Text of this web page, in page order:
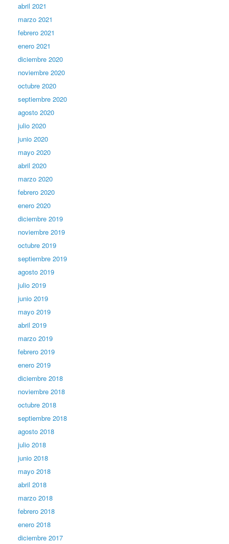
abril 2021
marzo 2021
febrero 2021
enero 2021
diciembre 2020
noviembre 2020
octubre 2020
septiembre 2020
agosto 2020
julio 2020
junio 2020
mayo 2020
abril 2020
marzo 2020
febrero 2020
enero 2020
diciembre 2019
noviembre 2019
octubre 2019
septiembre 2019
agosto 2019
julio 2019
junio 2019
mayo 2019
abril 2019
marzo 2019
febrero 2019
enero 2019
diciembre 2018
noviembre 2018
octubre 2018
septiembre 2018
agosto 2018
julio 2018
junio 2018
mayo 2018
abril 2018
marzo 2018
febrero 2018
enero 2018
diciembre 2017